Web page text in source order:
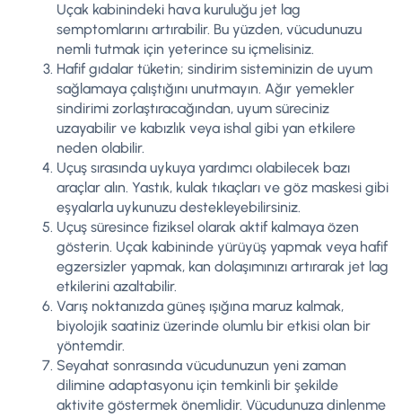
Uçak kabinindeki hava kuruluğu jet lag
semptomlarını artırabilir. Bu yüzden, vücudunuzu
nemli tutmak için yeterince su içmelisiniz.
Hafif gıdalar tüketin; sindirim sisteminizin de uyum
sağlamaya çalıştığını unutmayın. Ağır yemekler
sindirimi zorlaştıracağından, uyum süreciniz
uzayabilir ve kabızlık veya ishal gibi yan etkilere
neden olabilir.
Uçuş sırasında uykuya yardımcı olabilecek bazı
araçlar alın. Yastık, kulak tıkaçları ve göz maskesi gibi
eşyalarla uykunuzu destekleyebilirsiniz.
Uçuş süresince fiziksel olarak aktif kalmaya özen
gösterin. Uçak kabininde yürüyüş yapmak veya hafif
egzersizler yapmak, kan dolaşımınızı artırarak jet lag
etkilerini azaltabilir.
Varış noktanızda güneş ışığına maruz kalmak,
biyolojik saatiniz üzerinde olumlu bir etkisi olan bir
yöntemdir.
Seyahat sonrasında vücudunuzun yeni zaman
dilimine adaptasyonu için temkinli bir şekilde
aktivite göstermek önemlidir. Vücudunuza dinlenme